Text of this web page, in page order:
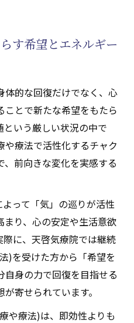
す希望とエネルギー
体的な回復だけでなく、心
とで新たな希望をもたら
という厳しい状況の中で
療法で活性化するチャク
前向きな変化を実感する
って「気」の巡りが活性
り、心の安定や生活意欲
に、天啓気療院では継続
)を受けた方から「希望を
身の力で回復を目指せる
寄せられています。
や療法)は、即効性よりも